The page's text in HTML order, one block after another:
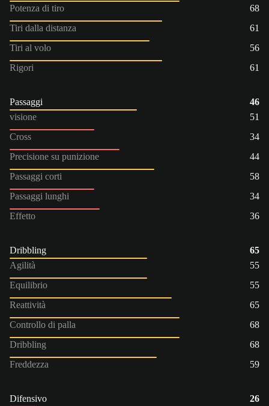
Potenza di tiro
68
Tiri dalla distanza
61
Tiri al volo
56
Rigori
61
Passaggi
46
visione
51
Cross
34
Precisione su punizione
44
Passaggi corti
58
Passaggi lunghi
34
Effetto
36
Dribbling
65
Agilità
55
Equilibrio
55
Reattività
65
Controllo di palla
68
Dribbling
68
Freddezza
59
Difensivo
26